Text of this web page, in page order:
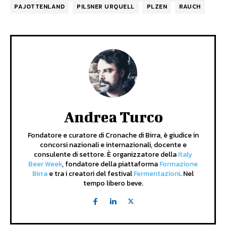
PAJOTTENLAND
PILSNER URQUELL PLZEN RAUCH
Andrea Turco
Fondatore e curatore di Cronache di Birra, è giudice in
concorsi nazionali e internazionali, docente e
consulente di settore. È organizzatore dellaItaly
Beer Week, fondatore della piattaformaFormazione
Birrae tra i creatori del festivalFermentazioni. Nel
tempo libero beve.